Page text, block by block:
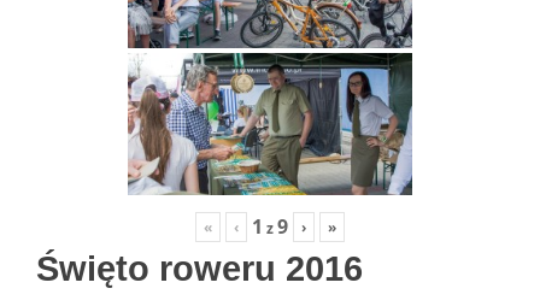
« ‹ 1 z9 › »
Święto roweru 2016